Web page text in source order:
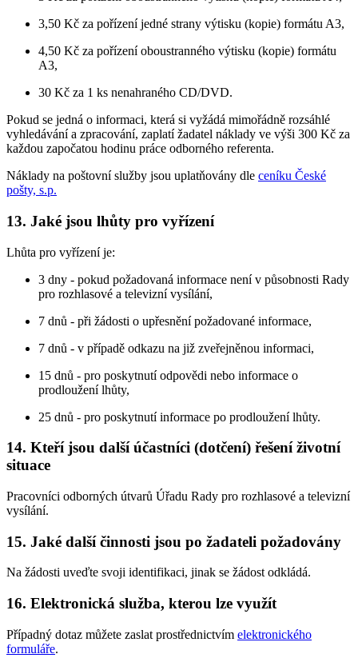
3,50 Kč za pořízení jedné strany výtisku (kopie) formátu A3,
4,50 Kč za pořízení oboustranného výtisku (kopie) formátu
A3,
30 Kč za 1 ks nenahraného CD/DVD.
Pokud se jedná o informaci, která si vyžádá mimořádně rozsáhlé
vyhledávání a zpracování, zaplatí žadatel náklady ve výši 300 Kč za
každou započatou hodinu práce odborného referenta.
Náklady na poštovní služby jsou uplatňovány dle ceníku České
pošty, s.p.
13. Jaké jsou lhůty pro vyřízení
Lhůta pro vyřízení je:
3 dny - pokud požadovaná informace není v působnosti Rady
pro rozhlasové a televizní vysílání,
7 dnů - při žádosti o upřesnění požadované informace,
7 dnů - v případě odkazu na již zveřejněnou informaci,
15 dnů - pro poskytnutí odpovědi nebo informace o
prodloužení lhůty,
25 dnů - pro poskytnutí informace po prodloužení lhůty.
14. Kteří jsou další účastníci (dotčení) řešení životní
situace
Pracovníci odborných útvarů Úřadu Rady pro rozhlasové a televizní
vysílání.
15. Jaké další činnosti jsou po žadateli požadovány
Na žádosti uveďte svoji identifikaci, jinak se žádost odkládá.
16. Elektronická služba, kterou lze využít
Případný dotaz můžete zaslat prostřednictvím elektronického
formuláře.